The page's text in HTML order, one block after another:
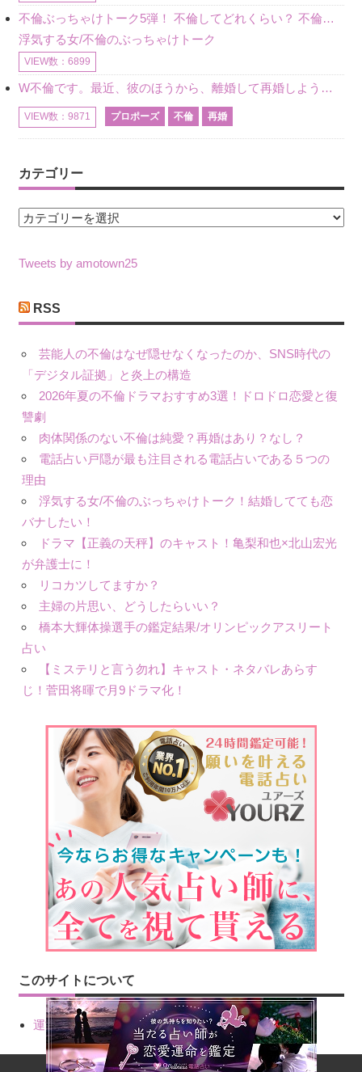
不倫ぶっちゃけトーク5弾！ 不倫してどれくらい？ 不倫のあれこれを、なんでもどうぞ♪♪
浮気する女/不倫のぶっちゃけトーク
VIEW数：6899
W不倫です。最近、彼のほうから、離婚して再婚しよう、と言ってきました。ハッキリいうと、そこまでは考えていませんでした。彼を好きな気持ちはあるし、彼なしの生活は考えられません。だけど、離婚して再婚すると
VIEW数：9871 プロポーズ 不倫 再婚
カテゴリー
カ
ゴ
ー
Tweets by amotown25
RSS
芸能人の不倫はなぜ隠せなくなったのか、SNS時代の
「デジタル証拠」と炎上の構造
2026年夏の不倫ドラマおすすめ3選！ドロドロ恋愛と復
讐劇
肉体関係のない不倫は純愛？再婚はあり？なし？
電話占い戸隠が最も注目される電話占いである５つの
理由
浮気する女/不倫のぶっちゃけトーク！結婚してても恋
バナしたい！
ドラマ【正義の天秤】のキャスト！亀梨和也×北山宏光
が弁護士に！
リコカツしてますか？
主婦の片思い、どうしたらいい？
橋本大輝体操選手の鑑定結果/オリンピックアスリート
占い
【ミステリと言う勿れ】キャスト・ネタバレあらす
じ！菅田将暉で月9ドラマ化！
このサイトについて
運営会社情報